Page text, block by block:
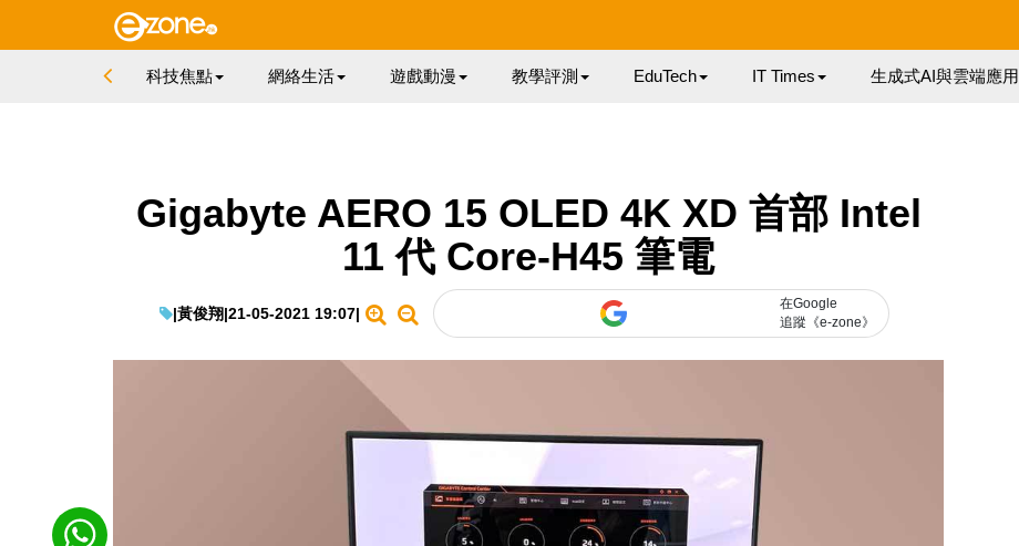
科技焦點 網絡生活 遊戲動漫 教學評測 EduTech IT Times 生成式AI與雲端應用
Gigabyte AERO 15 OLED 4K XD 首部 Intel
11 代 Core-H45 筆電
|黃俊翔|21-05-2021 19:07|
在Google
追蹤《e-zone》